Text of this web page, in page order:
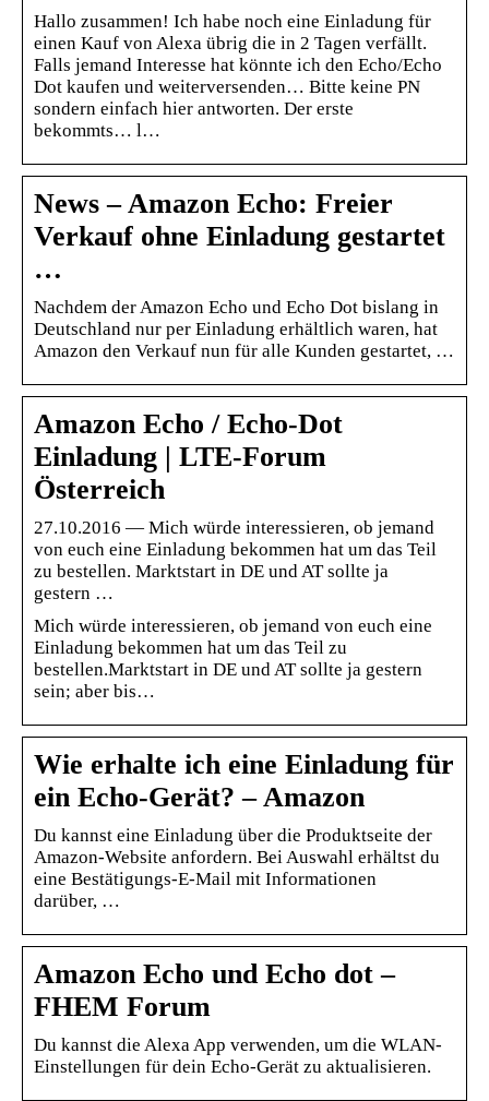
Hallo zusammen! Ich habe noch eine Einladung für
einen Kauf von Alexa übrig die in 2 Tagen verfällt.
Falls jemand Interesse hat könnte ich den Echo/Echo
Dot kaufen und weiterversenden… Bitte keine PN
sondern einfach hier antworten. Der erste
bekommts… l…
News – Amazon Echo: Freier
Verkauf ohne Einladung gestartet
…
Nachdem der Amazon Echo und Echo Dot bislang in
Deutschland nur per Einladung erhältlich waren, hat
Amazon den Verkauf nun für alle Kunden gestartet, …
Amazon Echo / Echo-Dot
Einladung | LTE-Forum
Österreich
27.10.2016 — Mich würde interessieren, ob jemand
von euch eine Einladung bekommen hat um das Teil
zu bestellen. Marktstart in DE und AT sollte ja
gestern …
Mich würde interessieren, ob jemand von euch eine
Einladung bekommen hat um das Teil zu
bestellen.Marktstart in DE und AT sollte ja gestern
sein; aber bis…
Wie erhalte ich eine Einladung für
ein Echo-Gerät? – Amazon
Du kannst eine Einladung über die Produktseite der
Amazon-Website anfordern. Bei Auswahl erhältst du
eine Bestätigungs-E-Mail mit Informationen
darüber, …
Amazon Echo und Echo dot –
FHEM Forum
Du kannst die Alexa App verwenden, um die WLAN-
Einstellungen für dein Echo-Gerät zu aktualisieren.